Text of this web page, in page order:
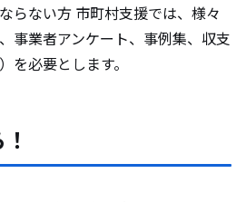
らない方 市町村支援では、様々
事業者アンケート、事例集、収支
を必要とします。